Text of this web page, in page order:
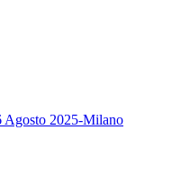
2025-Milano